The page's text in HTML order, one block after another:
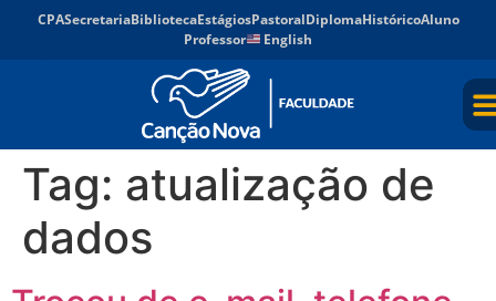
CPASecretariaBibliotecaEstágiosPastoralDiplomaHistóricoAluno
Professor
English
Tag: atualização de
dados